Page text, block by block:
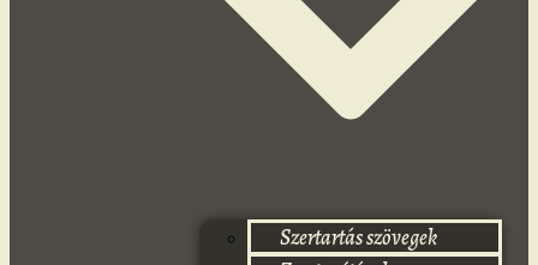
Szertartás szövegek